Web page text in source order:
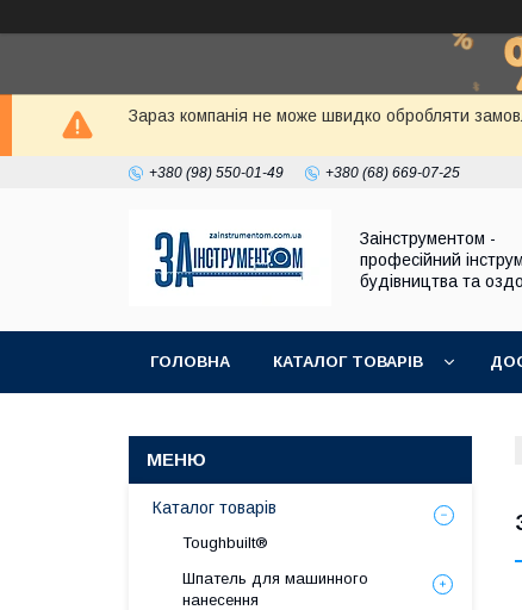
Зараз компанія не може швидко обробляти
+380 (98) 550-01-49 +380 (68) 669-07-25
Заінструментом -
професійний
будівництва та
ГОЛОВНА КАТАЛОГ ТОВАРІВ
Каталог товарів
Toughbuilt®
Шпатель для машинного
нанесення